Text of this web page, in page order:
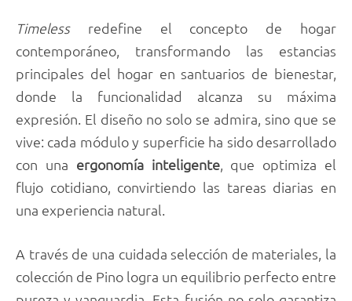
Timeless redefine el concepto de hogar
contemporáneo, transformando las estancias
principales del hogar en santuarios de bienestar,
donde la funcionalidad alcanza su máxima
expresión. El diseño no solo se admira, sino que se
vive: cada módulo y superficie ha sido desarrollado
con una ergonomía inteligente, que optimiza el
flujo cotidiano, convirtiendo las tareas diarias en
una experiencia natural.
A través de una cuidada selección de materiales, la
colección de Pino logra un equilibrio perfecto entre